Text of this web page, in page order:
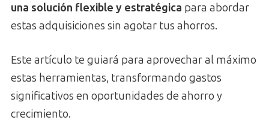
una solución flexible y estratégica para abordar
estas adquisiciones sin agotar tus ahorros.
Este artículo te guiará para aprovechar al máximo
estas herramientas, transformando gastos
significativos en oportunidades de ahorro y
crecimiento.